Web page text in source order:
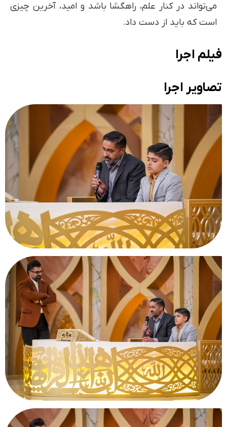
می‌تواند در کنار علم، راهگشا باشد و امید، آخرین چیزی
است که باید از دست داد.
فیلم اجرا
تصاویر اجرا